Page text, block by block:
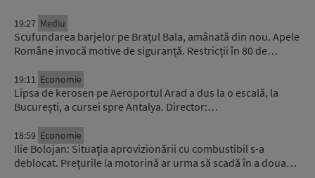
19:27 Mediu
Scufundarea barjelor pe Brațul Bala, amânată din nou. Apele
Române invocă motive de siguranță. Restricții în 80 de…
19:11 Economie
Lipsa de kerosen pe Aeroportul Arad a dus la o escală, la
București, a cursei spre Antalya. Director:…
18:59 Economie
Ilie Bolojan: Situaţia aprovizionării cu combustibil s-a
deblocat. Prețurile la motorină ar urma să scadă în a doua…